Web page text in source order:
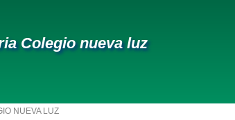
Colegio nueva luz
NUEVA LUZ